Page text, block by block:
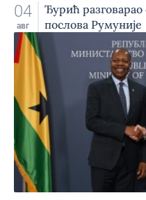
04
авг
Ђурић
послова Румуније